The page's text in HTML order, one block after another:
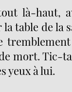
là-haut,
table de la
mort. Tic-
yeux à lui.